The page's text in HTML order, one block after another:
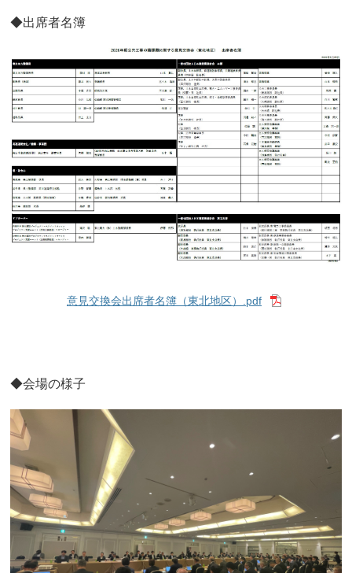
◆出席者名簿
意見交換会出席者名簿（東北地区）.pdf
◆会場の様子